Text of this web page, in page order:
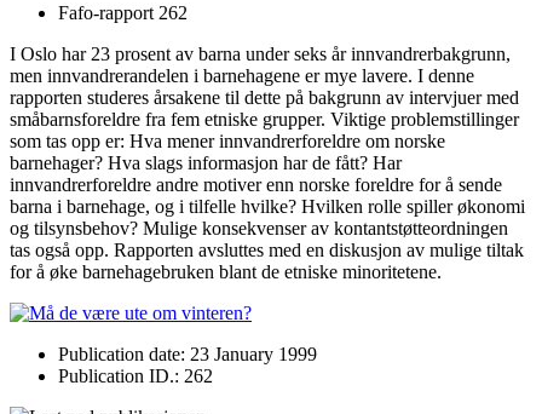
Fafo-rapport 262
I Oslo har 23 prosent av barna under seks år innvandrerbakgrunn,
men innvandrerandelen i barnehagene er mye lavere. I denne
rapporten studeres årsakene til dette på bakgrunn av intervjuer med
småbarnsforeldre fra fem etniske grupper. Viktige problemstillinger
som tas opp er: Hva mener innvandrerforeldre om norske
barnehager? Hva slags informasjon har de fått? Har
innvandrerforeldre andre motiver enn norske foreldre for å sende
barna i barnehage, og i tilfelle hvilke? Hvilken rolle spiller økonomi
og tilsynsbehov? Mulige konsekvenser av kontantstøtteordningen
tas også opp. Rapporten avsluttes med en diskusjon av mulige tiltak
for å øke barnehagebruken blant de etniske minoritetene.
Publication date: 23 January 1999
Publication ID.: 262